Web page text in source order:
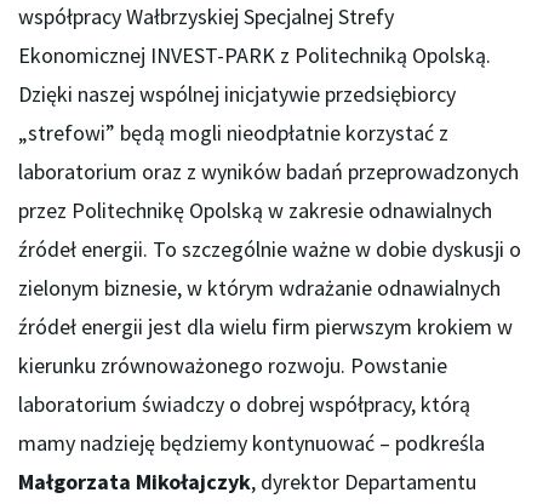
współpracy Wałbrzyskiej Specjalnej Strefy
Ekonomicznej INVEST-PARK z Politechniką Opolską.
Dzięki naszej wspólnej inicjatywie przedsiębiorcy
„strefowi” będą mogli nieodpłatnie korzystać z
laboratorium oraz z wyników badań przeprowadzonych
przez Politechnikę Opolską w zakresie odnawialnych
źródeł energii. To szczególnie ważne w dobie dyskusji o
zielonym biznesie, w którym wdrażanie odnawialnych
źródeł energii jest dla wielu firm pierwszym krokiem w
kierunku zrównoważonego rozwoju. Powstanie
laboratorium świadczy o dobrej współpracy, którą
mamy nadzieję będziemy kontynuować – podkreśla
Małgorzata Mikołajczyk, dyrektor Departamentu